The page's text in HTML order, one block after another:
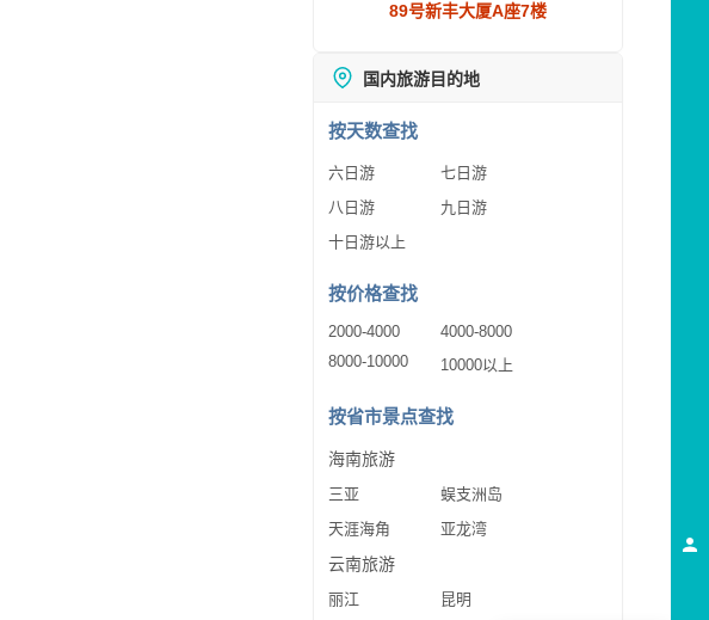
89号新丰大厦A座7楼
国内旅游目的地
按天数查找
六日游
七日游
八日游
九日游
十日游以上
按价格查找
2000-4000
4000-8000
8000-10000
10000以上
按省市景点查找
海南旅游
三亚
蜈支洲岛
天涯海角
亚龙湾
云南旅游
丽江
昆明